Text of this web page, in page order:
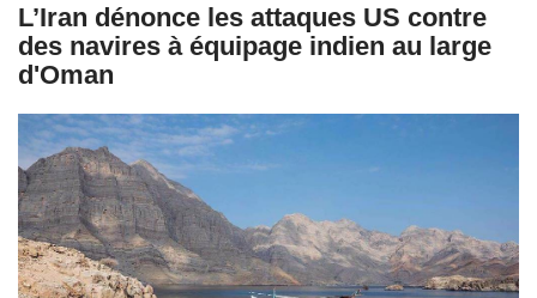
L’Iran dénonce les attaques US contre
des navires à équipage indien au large
d'Oman